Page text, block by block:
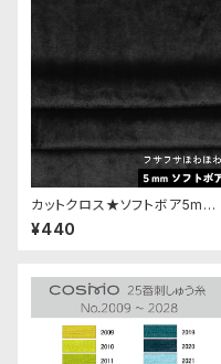
カットクロス★ソフトボア5mm
(ブラック)LB016 ボア生地 50c
m × 45cm
¥440